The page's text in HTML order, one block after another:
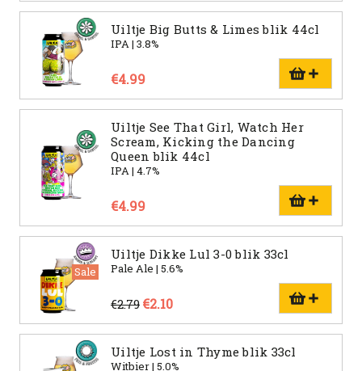
Uiltje Big Butts & Limes blik 44cl
IPA | 3.8%
€4.99
Uiltje See That Girl, Watch Her
Scream, Kicking the Dancing
Queen blik 44cl
IPA | 4.7%
€4.99
Sale
Uiltje Dikke Lul 3-0 blik 33cl
Pale Ale | 5.6%
€2.79 €2.10
Uiltje Lost in Thyme blik 33cl
Witbier | 5.0%